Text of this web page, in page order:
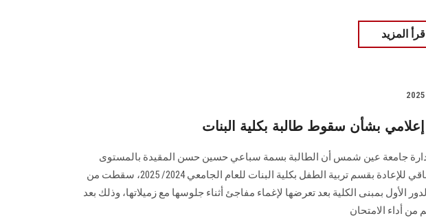
المزيد
إعلامي بشأن سقوط طالبة بكلية البنات
جامعة عين شمس أن الطالبة بسمة سباعي حسين حسن المقيدة بالمستوى
الأول باقي للإعادة بقسم تربية الطفل بكلية البنات للعام الجامعي 2024/ 2025، سقطت من
الأول بمبنى الكلية بعد تعرضها لإغماء مفاجئ أثناء جلوسها مع زميلاتها، وذلك بعد
من أداء الامتحان